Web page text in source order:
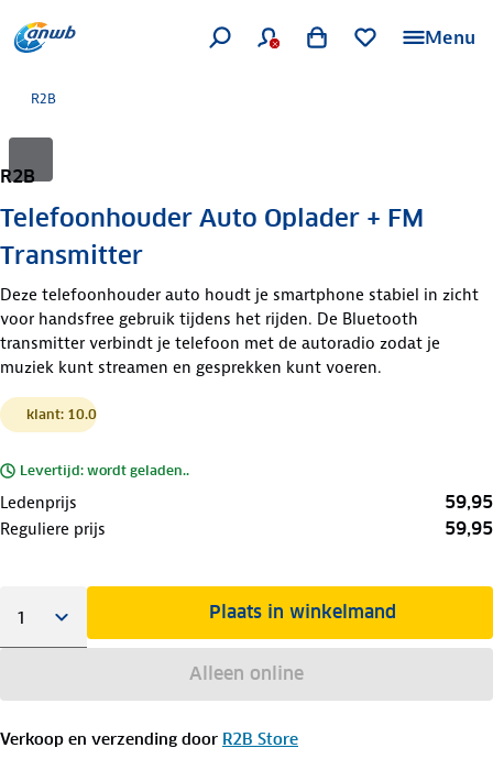
Menu
R2B
R2B
Telefoonhouder Auto Oplader + FM
Transmitter
Deze telefoonhouder auto houdt je smartphone stabiel in zicht
voor handsfree gebruik tijdens het rijden. De Bluetooth
transmitter verbindt je telefoon met de autoradio zodat je
muziek kunt streamen en gesprekken kunt voeren.
klant: 10.0
Levertijd: wordt geladen..
Ledenprijs 59,95
Reguliere prijs 59,95
Plaats in winkelmand
Alleen online
Verkoop en verzending door R2B Store